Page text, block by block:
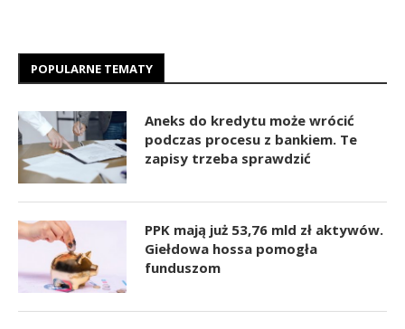
POPULARNE TEMATY
Aneks do kredytu może wrócić
podczas procesu z bankiem. Te
zapisy trzeba sprawdzić
PPK mają już 53,76 mld zł aktywów.
Giełdowa hossa pomogła
funduszom